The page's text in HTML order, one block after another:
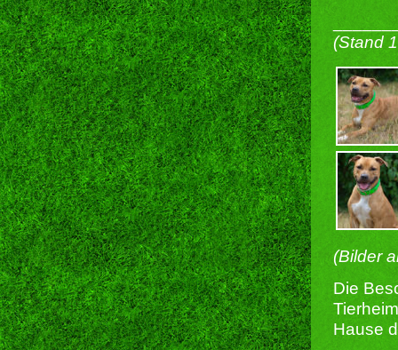
(Stand
(Bilder
Die
Hause